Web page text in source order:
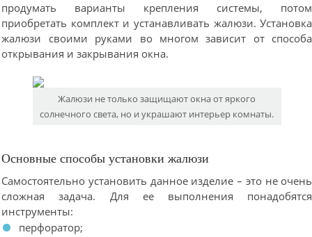
продумать варианты крепления системы, потом
приобретать комплект и устанавливать жалюзи. Установка
жалюзи своими руками во многом зависит от способа
открывания и закрывания окна.
Жалюзи не только защищают окна от яркого
солнечного света, но и украшают интерьер комнаты.
Основные способы установки жалюзи
Самостоятельно установить данное изделие – это не очень
сложная задача. Для ее выполнения понадобятся
инструменты:
перфоратор;